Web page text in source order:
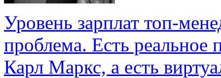
Уровень зарплат топ-
проблема. Есть реальное
Карл Маркс, а есть